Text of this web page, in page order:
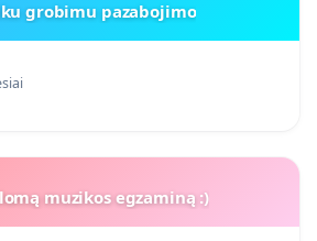
grobimu pazabojimo
muzikos egzaminą :)